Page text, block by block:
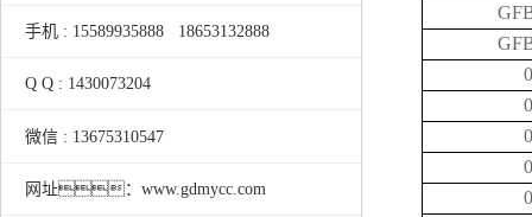
手机 : 15589935888 18653132888
Q Q : 1430073204
微信 : 13675310547
网址：www.gdmycc.com